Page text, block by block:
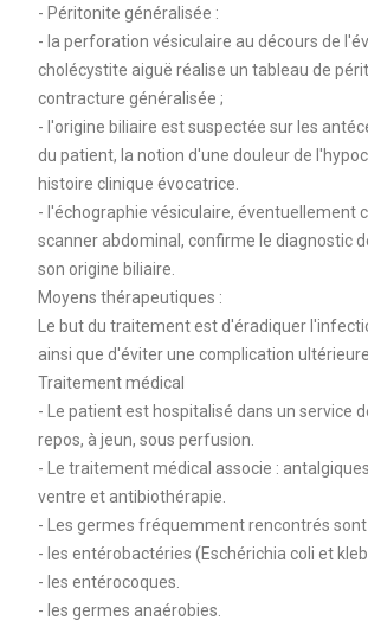
- Péritonite généralisée :
- la perforation vésiculaire au décours de
cholécystite aiguë réalise un tableau de
contracture généralisée ;
- l'origine biliaire est suspectée sur les
du patient, la notion d'une douleur de
histoire clinique évocatrice.
- l'échographie vésiculaire, éventuellement
scanner abdominal, confirme le diagnostic
son origine biliaire.
Moyens thérapeutiques :
Le but du traitement est d'éradiquer
ainsi que d'éviter une complication ultérieure.
Traitement médical
- Le patient est hospitalisé dans un service
repos, à jeun, sous perfusion.
- Le traitement médical associe :
ventre et antibiothérapie.
- Les germes fréquemment rencontrés sont
- les entérobactéries (Eschérichia coli et
- les entérocoques.
- les germes anaérobies.